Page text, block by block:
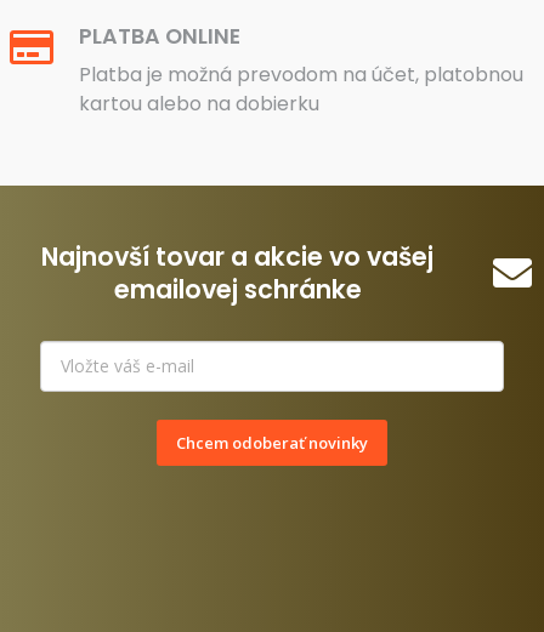
PLATBA ONLINE
Platba je možná prevodom na účet, platobnou
kartou alebo na dobierku
Najnovší tovar a akcie vo vašej
emailovej schránke
Chcem odoberať novinky